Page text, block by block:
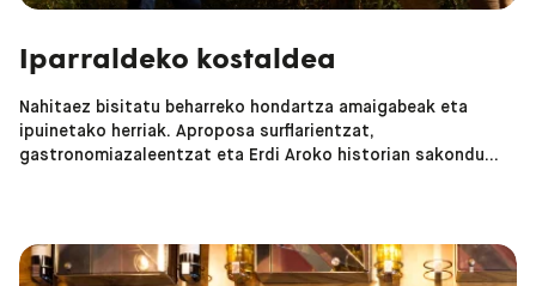
Iparraldeko kostaldea
Nahitaez bisitatu beharreko hondartza amaigabeak eta
ipuinetako herriak. Aproposa surflarientzat,
gastronomiazaleentzat eta Erdi Aroko historian sakondu